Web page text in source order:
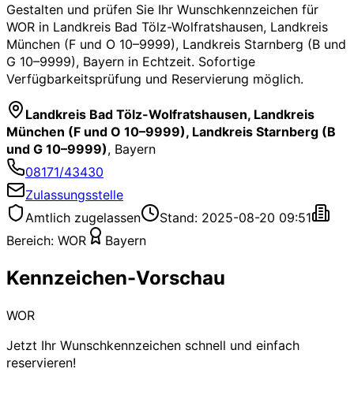
Gestalten und prüfen Sie Ihr Wunschkennzeichen für
WOR in Landkreis Bad Tölz-Wolfratshausen, Landkreis
München (F und O 10–9999), Landkreis Starnberg (B und
G 10–9999), Bayern in Echtzeit. Sofortige
Verfügbarkeitsprüfung und Reservierung möglich.
Landkreis Bad Tölz-Wolfratshausen, Landkreis
München (F und O 10–9999), Landkreis Starnberg (B
und G 10–9999), Bayern
08171/43430
Zulassungsstelle
Amtlich zugelassen
Stand: 2025-08-20 09:51
Bereich: WOR Bayern
Kennzeichen-Vorschau
WOR
Jetzt Ihr Wunschkennzeichen schnell und einfach
reservieren!